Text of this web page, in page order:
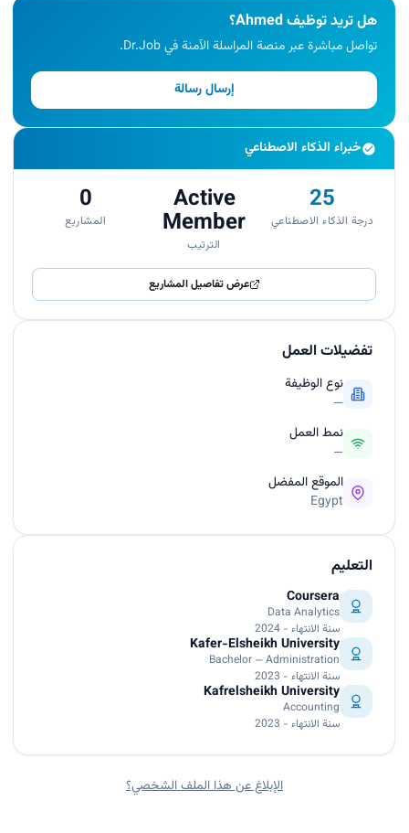
هل تريد توظيف Ahmed؟
تواصل مباشرة عبر منصة المراسلة الآمنة في Dr.Job.
إرسال رسالة
خبراء الذكاء الاصطناعي
25
درجة الذكاء الاصطناعي
Active
Member
الترتيب
0
المشاريع
عرض تفاصيل المشاريع
تفضيلات العمل
نوع الوظيفة
—
نمط العمل
—
الموقع المفضل
Egypt
التعليم
Coursera
Data Analytics
سنة الانتهاء - 2024
Kafer-Elsheikh University
Bachelor — Administration
سنة الانتهاء - 2023
Kafrelsheikh University
Accounting
سنة الانتهاء - 2023
الإبلاغ عن هذا الملف الشخصي؟